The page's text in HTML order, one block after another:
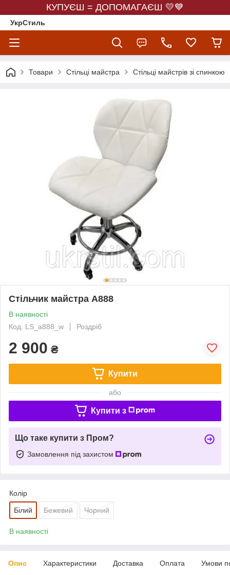
КУПУЄШ = ДОПОМАГАЄШ 💛💙
УкрСтиль
Товари Стільці майстра Стільці майстрів зі спинкою
Стільчик майстра А888
В наявності
Код: LS_a888_w
Роздріб
2 900 ₴
Купити
або
Купити з
Що таке купити з Пром?
Замовлення під захистом
Колір
Білий Бежевий Чорний
В наявності
Опис Характеристики Доставка Оплата Умови